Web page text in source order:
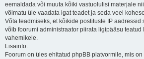
eemaldada või muuta kõiki vastuolulisi materjale
võimatu üle vaadata igat teadet ja seda veel
Võta teadmiseks, et kõikide postituste IP aadressid
võib foorumi administraator piirata ligipääsu teatud
vahemikele.
Lisainfo:
Foorum on üles ehitatud phpBB platvormile, mis